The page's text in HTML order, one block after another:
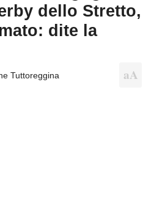
dello Stretto,
dite la
Tuttoreggina